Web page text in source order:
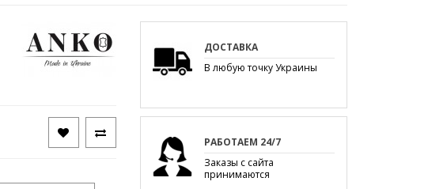
ДОСТАВКА
В любую точку Украины
РАБОТАЕМ 24/7
Заказы с сайта
принимаются